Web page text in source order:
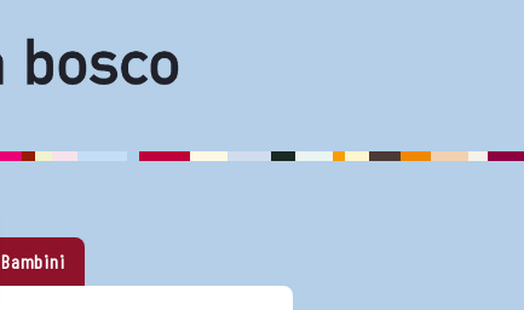
Bambini